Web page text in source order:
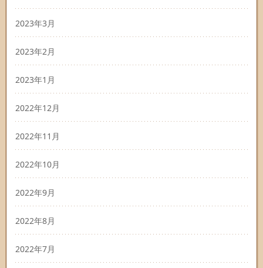
2023年3月
2023年2月
2023年1月
2022年12月
2022年11月
2022年10月
2022年9月
2022年8月
2022年7月